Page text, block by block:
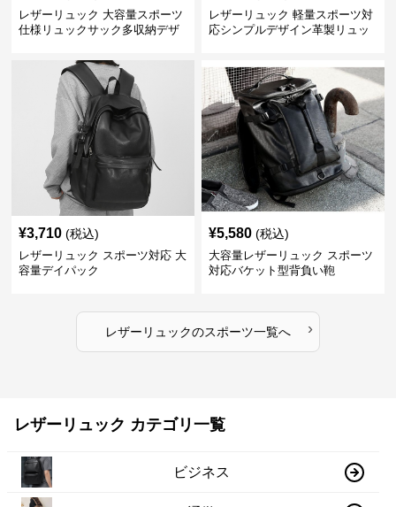
レザーリュック 大容量スポーツ
仕様リュックサック多収納デザ
レザーリュック 軽量スポーツ対
応シンプルデザイン革製リュッ
¥3,710 (税込)
レザーリュック スポーツ対応 大
容量デイパック
¥5,580 (税込)
大容量レザーリュック スポーツ
対応バケット型背負い鞄
レザーリュックのスポーツ一覧へ ›
レザーリュック カテゴリ一覧
ビジネス